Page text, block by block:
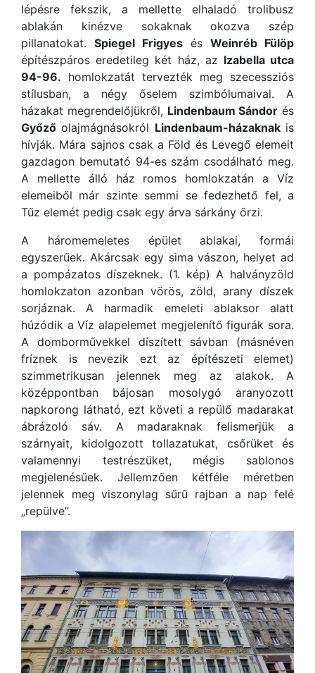
lépésre fekszik, a mellette elhaladó trolibusz
ablakán kinézve sokaknak okozva szép
pillanatokat. Spiegel Frigyes és Weinréb Fülöp
építészpáros eredetileg két ház, az Izabella utca
94-96. homlokzatát tervezték meg szecessziós
stílusban, a négy őselem szimbólumaival. A
házakat megrendelőjükről, Lindenbaum Sándor és
Győző olajmágnásokról Lindenbaum-házaknakis
hívják. Mára sajnos csak a Föld és Levegő elemeit
gazdagon bemutató 94-es szám csodálható meg.
A mellette álló ház romos homlokzatán a Víz
elemeiből már szinte semmi se fedezhető fel, a
Tűz elemét pedig csak egy árva sárkány őrzi.
A háromemeletes épület ablakai, formái
egyszerűek. Akárcsak egy sima vászon, helyet ad
a pompázatos díszeknek. (1. kép) A halványzöld
homlokzaton azonban vörös, zöld, arany díszek
sorjáznak. A harmadik emeleti ablaksor alatt
húzódik a Víz alapelemet megjelenítő figurák sora.
A domborművekkel díszített sávban (másnéven
fríznek is nevezik ezt az építészeti elemet)
szimmetrikusan jelennek meg az alakok. A
középpontban bájosan mosolygó aranyozott
napkorong látható, ezt követi a repülő madarakat
ábrázoló sáv. A madaraknak felismerjük a
szárnyait, kidolgozott tollazatukat, csőrüket és
valamennyi testrészüket, mégis sablonos
megjelenésűek. Jellemzően kétféle méretben
jelennek meg viszonylag sűrű rajban a nap felé
„repülve”.